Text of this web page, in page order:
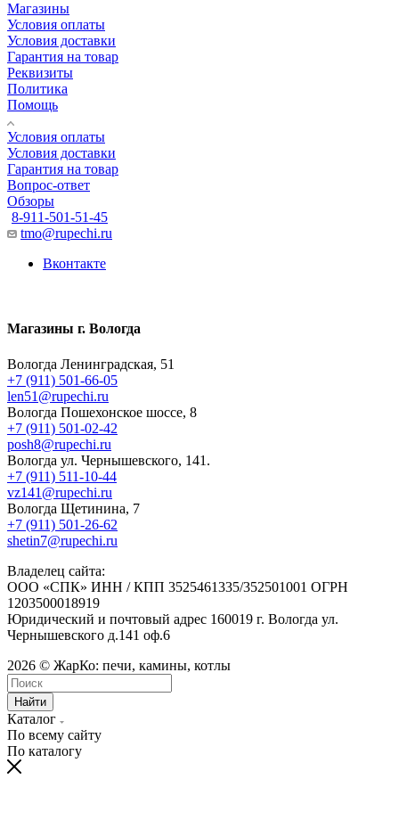
Магазины
Условия оплаты
Условия доставки
Гарантия на товар
Реквизиты
Политика
Помощь
Условия оплаты
Условия доставки
Гарантия на товар
Вопрос-ответ
Обзоры
8-911-501-51-45
tmo@rupechi.ru
Вконтакте
Магазины г. Вологда
Вологда Ленинградская, 51
+7 (911) 501-66-05
len51@rupechi.ru
Вологда Пошехонское шоссе, 8
+7 (911) 501-02-42
posh8@rupechi.ru
Вологда ул. Чернышевского, 141.
+7 (911) 511-10-44
vz141@rupechi.ru
Вологда Щетинина, 7
+7 (911) 501-26-62
shetin7@rupechi.ru
Владелец сайта:
ООО «СПК» ИНН / КПП 3525461335/352501001 ОГРН
1203500018919
Юридический и почтовый адрес 160019 г. Вологда ул.
Чернышевского д.141 оф.6
2026 © ЖарКо: печи, камины, котлы
Найти
Каталог
По всему сайту
По каталогу